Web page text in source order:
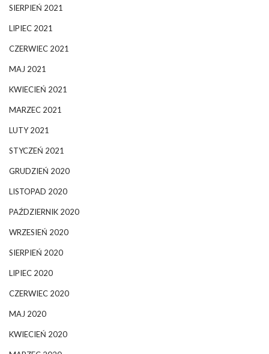
SIERPIEŃ 2021
LIPIEC 2021
CZERWIEC 2021
MAJ 2021
KWIECIEŃ 2021
MARZEC 2021
LUTY 2021
STYCZEŃ 2021
GRUDZIEŃ 2020
LISTOPAD 2020
PAŹDZIERNIK 2020
WRZESIEŃ 2020
SIERPIEŃ 2020
LIPIEC 2020
CZERWIEC 2020
MAJ 2020
KWIECIEŃ 2020